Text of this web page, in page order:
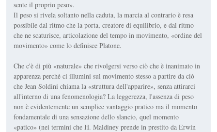
sente il proprio peso».
Il peso si rivela soltanto nella caduta, la marcia al contrario è resa
possibile dal ritmo che la porta, creatore di equilibrio, e dal ritmo
che ne scaturisce, articolazione del tempo in movimento, «ordine del
movimento» come lo definisce Platone.
Che c'è di più «naturale» che rivolgersi verso ciò che è inanimato in
apparenza perché ci illumini sul movimento stesso a partire da ciò
che Jean Soldini chiama la «struttura dell'apparire», senza attirarci
all'interno di una fenomenologia? La leggerezza, l'assenza di peso
non è evidentemente un semplice vantaggio pratico ma il momento
fondamentale di una sensazione dello slancio, quel momento
«patico» (nei termini che H. Maldiney prende in prestito da Erwin